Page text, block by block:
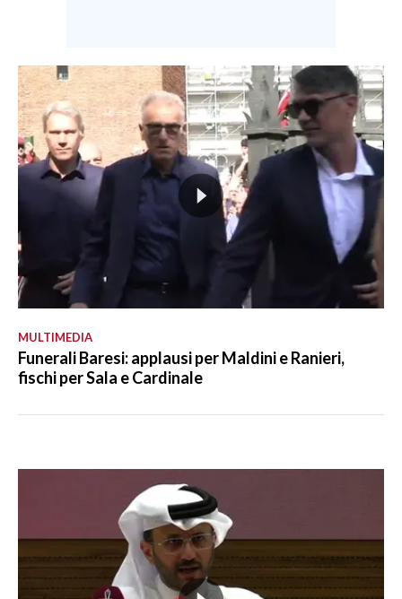
MULTIMEDIA
Funerali Baresi: applausi per Maldini e Ranieri,
fischi per Sala e Cardinale